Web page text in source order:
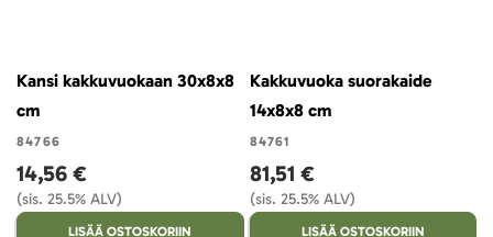
Kansi kakkuvuokaan 30x8x8
cm
84766
14,56 €
(sis. 25.5% ALV)
LISÄÄ OSTOSKORIIN
Kakkuvuoka suorakaide
14x8x8 cm
84761
81,51 €
(sis. 25.5% ALV)
LISÄÄ OSTOSKORIIN